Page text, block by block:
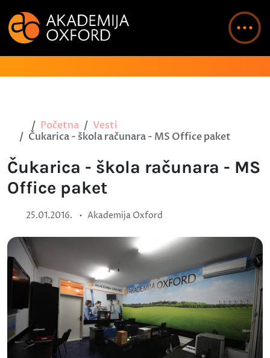
Početna
Vesti
Čukarica - škola računara - MS Office paket
Čukarica - škola računara - MS
Office paket
25.01.2016. • Akademija Oxford